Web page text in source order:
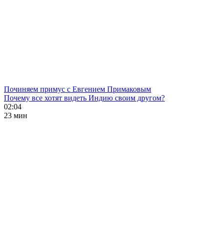
Починяем примус с Евгением Примаковым
Почему все хотят видеть Индию своим другом?
02:04
23 мин